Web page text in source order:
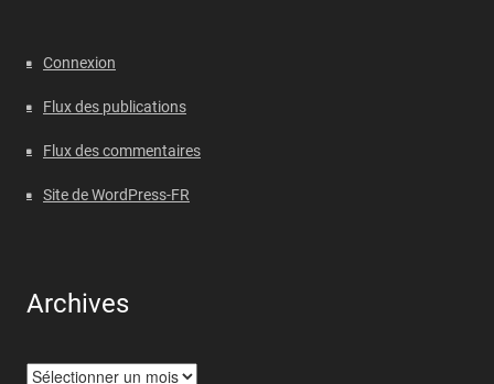
Connexion
Flux des publications
Flux des commentaires
Site de WordPress-FR
Archives
Archives